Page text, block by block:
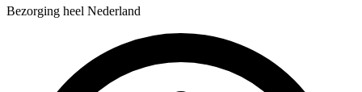
Bezorging heel Nederland